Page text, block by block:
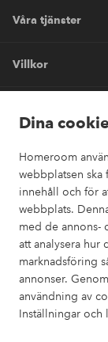
Dina
Homeroom
webbplatsen ska
innehåll och för
webbplats.
med de annons-
att analysera hur
marknadsföring
annonser.
användning av
Inställningar och
Våra tjänster
Villkor
Vill